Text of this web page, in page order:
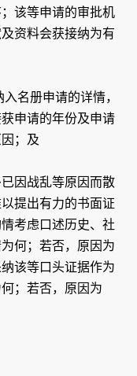
该等申请的审批机
资料会获接纳为有
名册申请的详情，
申请的年份及申请
；及
因战乱等原因而散
提出有力的书面证
考虑口述历史、社
何；若否，原因为
该等口头证据作为
；若否，原因为